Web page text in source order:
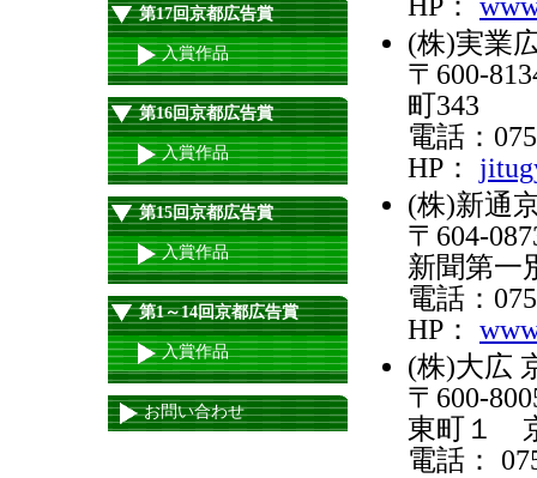
(株)実業
〒600-
町343
電話：
HP：
(株)新通
〒604-
新聞第一
電話：
HP：
(株)大広
〒600-
東町１
電話：
第17回京都広告賞
入賞作品
第16回京都広告賞
入賞作品
第15回京都広告賞
入賞作品
第1～14回京都広告賞
入賞作品
お問い合わせ